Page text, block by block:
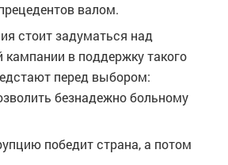
валом.
стоит задуматься над
в поддержку такого
перед выбором:
безнадежно больному
победит страна, а потом